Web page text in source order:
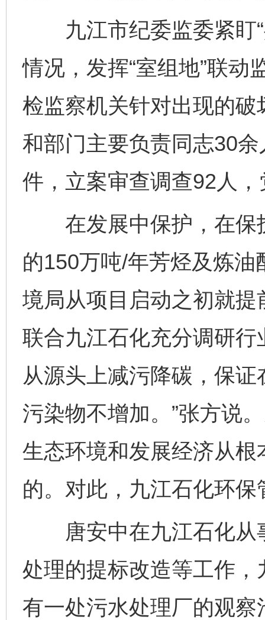
九江市纪委监委紧盯“
情况，发挥“室组地”联动
检监察机关针对出现的
和部门主要负责同志30
件，立案审查调查92人
在发展中保护，在保
的150万吨/年芳烃及炼
境局从项目启动之初就
联合九江石化充分调研
从源头上减污降碳，保
污染物不增加。”张方说
生态环境和发展经济从
的。对此，九江石化环
唐安中在九江石化从
处理的提标改造等工作
有一处污水处理厂的观